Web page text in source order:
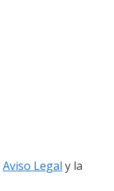
Aviso Legal y la